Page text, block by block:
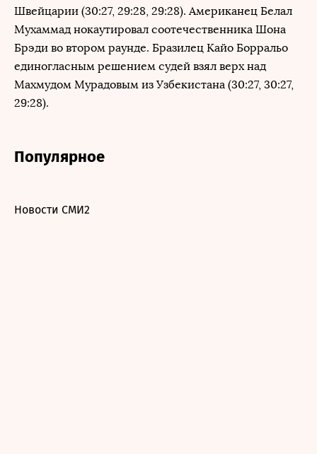
Швейцарии (30:27, 29:28, 29:28). Американец Белал
Мухаммад нокаутировал соотечественника Шона
Брэди во втором раунде. Бразилец Кайо Борральо
единогласным решением судей взял верх над
Махмудом Мурадовым из Узбекистана (30:27, 30:27,
29:28).
Популярное
Новости СМИ2